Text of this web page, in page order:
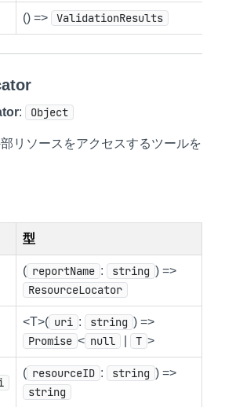
() => ValidationResults
: Object
リソースをアクセスするツールを
型
( reportName : string ) =>
ResourceLocator
<T>( uri : string ) =>
Promise < null T >
( resourceID : string ) =>
string